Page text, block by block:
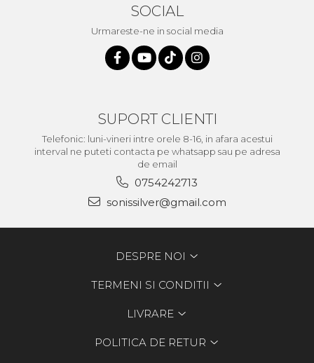
SOCIAL
Urmareste-ne in social media
SUPORT CLIENTI
Telefonic: luni-vineri intre orele 8-16, in afara acestui
interval ne puteti contacta pe whatsapp sau pe adresa
de email
0754242713
sonissilver@gmail.com
DESPRE NOI
TERMENI SI CONDITII
LIVRARE
POLITICA DE RETUR